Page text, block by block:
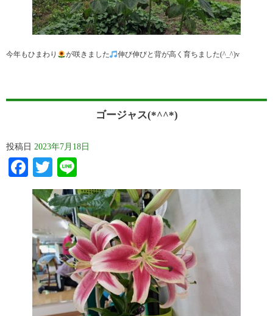
今年もひまわり が咲きました 伸び伸びと背が高く育ちました(^_^)v
ゴージャス(*^^*)
投稿日 2023年7月18日
Facebook
Twitter